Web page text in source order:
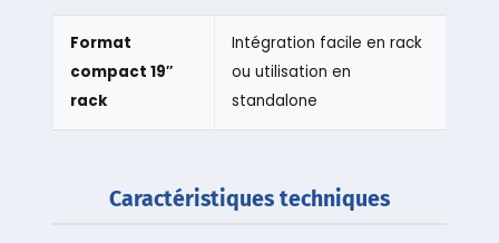
Format
compact 19″
rack
Intégration facile en rack
ou utilisation en
standalone
Caractéristiques techniques